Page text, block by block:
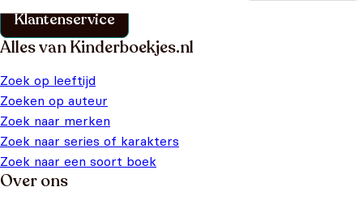
Klantenservice
Alles van Kinderboekjes.nl
Zoek op leeftijd
Zoeken op auteur
Zoek naar merken
Zoek naar series of karakters
Zoek naar een soort boek
Over ons